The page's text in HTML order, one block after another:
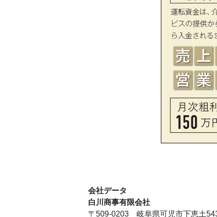
会社データ
白川商事有限会社
〒509-0203 岐阜県可児市下恵土